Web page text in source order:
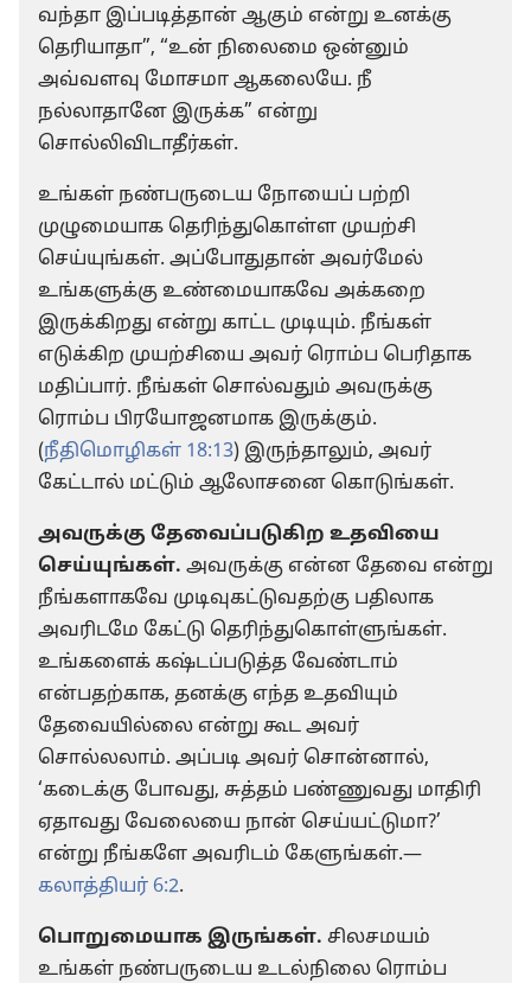
வந்தா இப்படித்தான் ஆகும் என்று உனக்கு
தெரியாதா”, “உன் நிலைமை ஒன்னும்
அவ்வளவு மோசமா ஆகலையே. நீ
நல்லாதானே இருக்க” என்று
சொல்லிவிடாதீர்கள்.
உங்கள் நண்பருடைய நோயைப் பற்றி
முழுமையாக தெரிந்துகொள்ள முயற்சி
செய்யுங்கள். அப்போதுதான் அவர்மேல்
உங்களுக்கு உண்மையாகவே அக்கறை
இருக்கிறது என்று காட்ட முடியும். நீங்கள்
எடுக்கிற முயற்சியை அவர் ரொம்ப பெரிதாக
மதிப்பார். நீங்கள் சொல்வதும் அவருக்கு
ரொம்ப பிரயோஜனமாக இருக்கும்.
(நீதிமொழிகள் 18:13) இருந்தாலும், அவர்
கேட்டால் மட்டும் ஆலோசனை கொடுங்கள்.
அவருக்கு தேவைப்படுகிற உதவியை
செய்யுங்கள். அவருக்கு என்ன தேவை என்று
நீங்களாகவே முடிவுகட்டுவதற்கு பதிலாக
அவரிடமே கேட்டு தெரிந்துகொள்ளுங்கள்.
உங்களைக் கஷ்டப்படுத்த வேண்டாம்
என்பதற்காக, தனக்கு எந்த உதவியும்
தேவையில்லை என்று கூட அவர்
சொல்லலாம். அப்படி அவர் சொன்னால்,
‘கடைக்கு போவது, சுத்தம் பண்ணுவது மாதிரி
ஏதாவது வேலையை நான் செய்யட்டுமா?’
என்று நீங்களே அவரிடம் கேளுங்கள்.—
கலாத்தியர் 6:2.
பொறுமையாக இருங்கள். சிலசமயம்
உங்கள் நண்பருடைய உடல்நிலை ரொம்ப